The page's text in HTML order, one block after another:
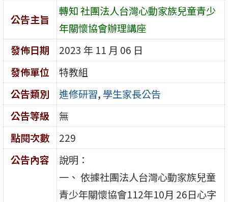
公告主旨
轉知 社團法人台灣心動家族兒童青少
年關懷協會辦理講座
發佈日期
2023 年 11 月 06 日
發佈單位
特教組
公告類別
進修研習, 學生家長公告
公告等級
無
點閱次數
229
公告內容
說明：
一、 依據社團法人台灣心動家族兒童
青少年關懷協會112年10月 26日心字